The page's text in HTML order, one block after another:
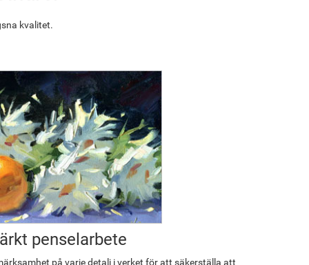
kvalitet.
penselarbete
på varje detalj i verket för att säkerställa att